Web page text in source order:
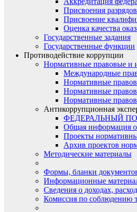
Присвоения
Присвоение
Оценка качества
Государственные задания
Государственные функции
Противодействие коррупции
Нормативные правовые и
Международные
Нормативные
Нормативные
Нормативные
Антикоррупционная
ФЕДЕРАЛЬНЫЙ
Общая информация
Проекты
Архив проектов
Методические материалы
Формы, бланки
Информационные
Сведения о доходах,
Комиссия по соблюдению